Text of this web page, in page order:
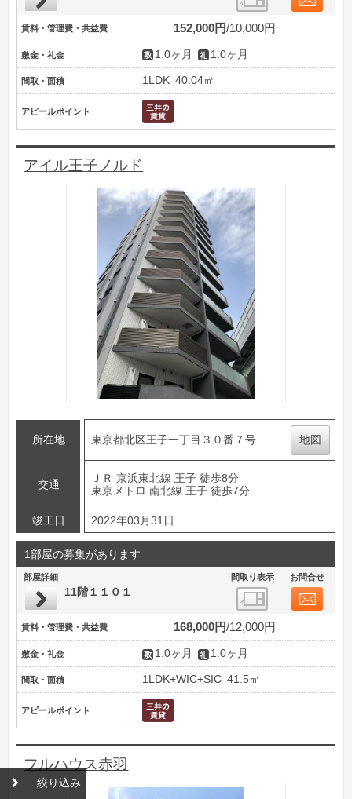
賃料・管理費・共益費 152,000円 10,000円
敷金・礼金 1.0ヶ月 1.0ヶ月
間取・面積 1LDK 40.04㎡
アピールポイント
アイル王子ノルド
所在地 東京都北区王子一丁目３０番７号 地図
交通
ＪＲ 京浜東北線 王子 徒歩8分
東京メトロ 南北線 王子 徒歩7分
竣工日 2022年03月31日
1部屋の募集があります
部屋詳細 間取り表示 お問合せ
11階１１０１
賃料・管理費・共益費 168,000円 12,000円
敷金・礼金 1.0ヶ月 1.0ヶ月
間取・面積 1LDK+WIC+SIC 41.5㎡
アピールポイント
フルハウス赤羽
絞り込み